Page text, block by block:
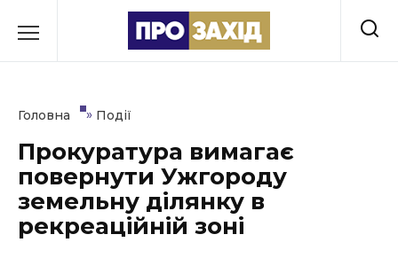
до
Культура
Освіта
Головна » Події
Прокуратура вимагає
повернути Ужгороду
земельну ділянку в
рекреаційній зоні